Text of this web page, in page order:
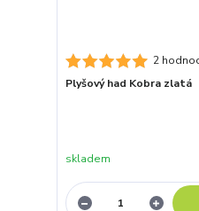
2
Plyšový had Kobra zlatá
skladem